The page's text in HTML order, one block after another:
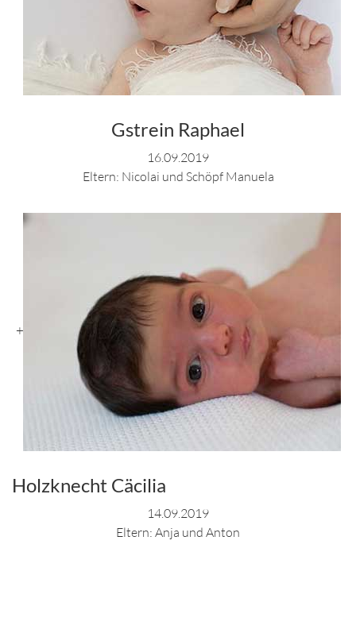
Gstrein Raphael
16.09.2019
Eltern: Nicolai und Schöpf Manuela
+
Holzknecht Cäcilia
14.09.2019
Eltern: Anja und Anton